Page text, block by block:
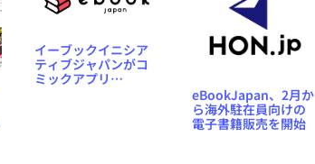
イーブックイニシア
ティブジャパンがコ
ミックアプリ
eBookJapan、2月か
ら海外駐在員向けの
電子書籍販売を開始